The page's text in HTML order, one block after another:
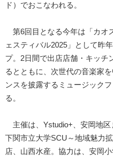
ド）でおこなわれる。
第6回目となる今年は「カオ
ェスティバル2025」として昨
プ。2日間で出店店舗・キッチ
るとともに、次世代の音楽家
ンスを披露するミュージック
る。
主催は、Ystudio+、安岡地区
下関市立大学SCU～地域魅力
店、山西水産。協力は、安岡